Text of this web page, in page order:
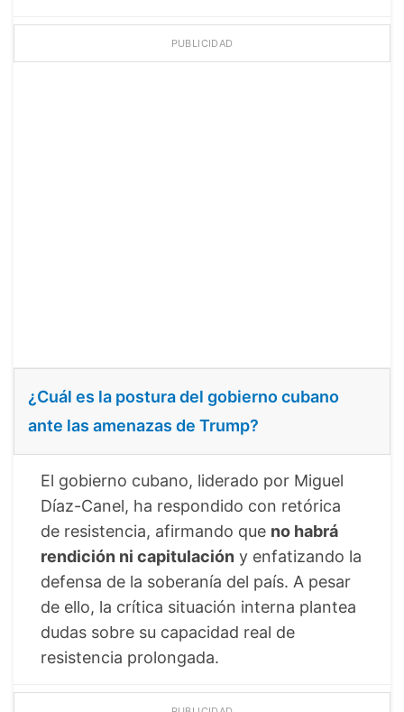
PUBLICIDAD
¿Cuál es la postura del gobierno cubano
ante las amenazas de Trump?
El gobierno cubano, liderado por Miguel
Díaz-Canel, ha respondido con retórica
de resistencia, afirmando que no habrá
rendición ni capitulación y enfatizando la
defensa de la soberanía del país. A pesar
de ello, la crítica situación interna plantea
dudas sobre su capacidad real de
resistencia prolongada.